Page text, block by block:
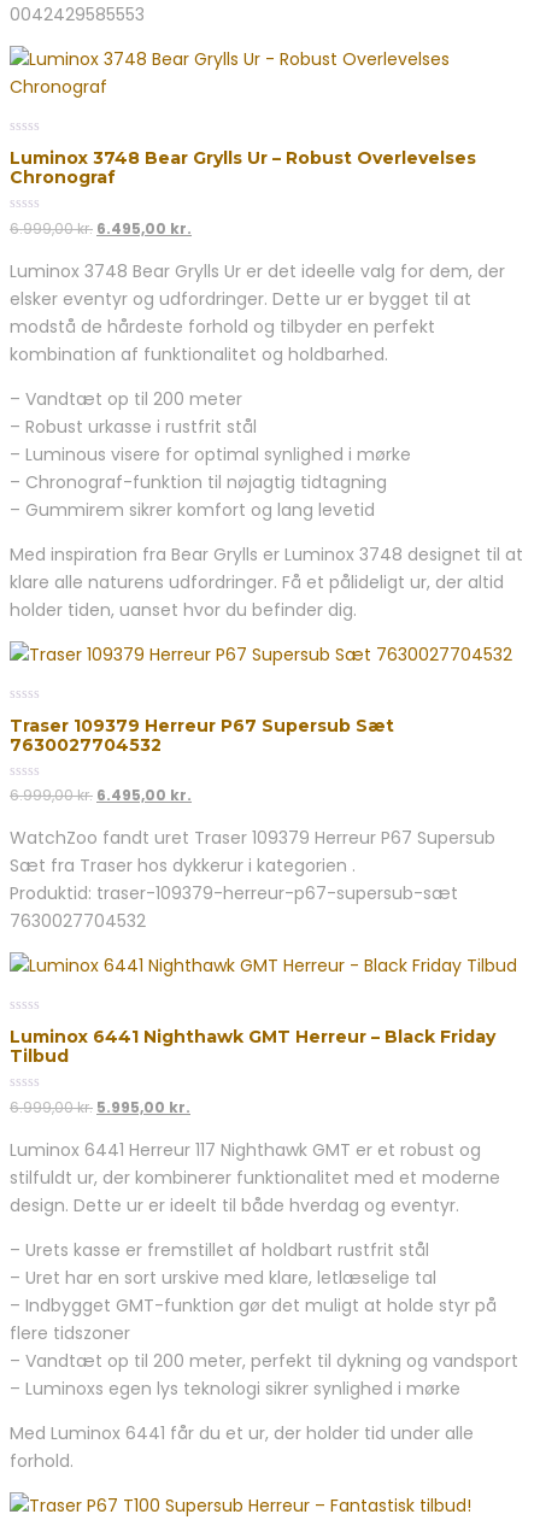
0042429585553
out
of
Luminox 3748 Bear Grylls Ur – Robust Overlevelses
Chronograf
0
out
5
6.999,00kr. Den
pris
var:
6.999,00 kr..
6.495,00 kr.
pris
er:
6.495,00 kr..
Luminox 3748 Bear Grylls Ur er det ideelle valg for dem, der
elsker eventyr og udfordringer. Dette ur er bygget til at
modstå de hårdeste forhold og tilbyder en perfekt
kombination af funktionalitet og holdbarhed.
– Vandtæt op til 200 meter
– Robust urkasse i rustfrit stål
– Luminous visere for optimal synlighed i mørke
– Chronograf-funktion til nøjagtig tidtagning
– Gummirem sikrer komfort og lang levetid
Med inspiration fra Bear Grylls er Luminox 3748 designet til at
klare alle naturens udfordringer. Få et pålideligt ur, der altid
holder tiden, uanset hvor du befinder dig.
out
of
Traser 109379 Herreur P67 Supersub Sæt
7630027704532
0
out
5
6.999,00kr. Den
pris
var:
6.999,00 kr..
6.495,00 kr.
pris
er:
6.495,00 kr..
WatchZoo fandt uret Traser 109379 Herreur P67 Supersub
Sæt fra Traser hos dykkerur i kategorien .
Produktid: traser-109379-herreur-p67-supersub-sæt
7630027704532
out
of
Luminox 6441 Nighthawk GMT Herreur – Black Friday
Tilbud
0
out
5
6.999,00kr. Den
pris
var:
6.999,00 kr..
5.995,00 kr.
pris
er:
5.995,00 kr..
Luminox 6441 Herreur 117 Nighthawk GMT er et robust og
stilfuldt ur, der kombinerer funktionalitet med et moderne
design. Dette ur er ideelt til både hverdag og eventyr.
– Urets kasse er fremstillet af holdbart rustfrit stål
– Uret har en sort urskive med klare, letlæselige tal
– Indbygget GMT-funktion gør det muligt at holde styr på
flere tidszoner
– Vandtæt op til 200 meter, perfekt til dykning og vandsport
– Luminoxs egen lys teknologi sikrer synlighed i mørke
Med Luminox 6441 får du et ur, der holder tid under alle
forhold.